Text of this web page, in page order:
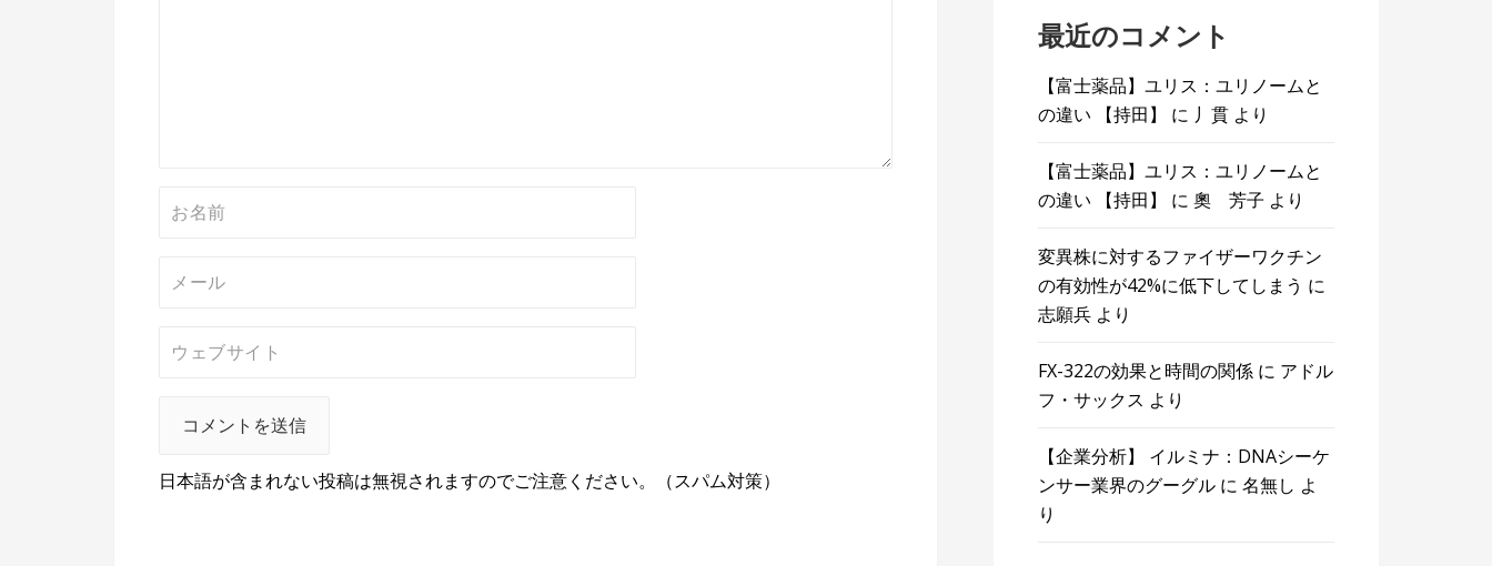
日本語が含まれない投稿は無視されますのでご注意ください。（スパム対策）
最近のコメント
【富士薬品】ユリス：ユリノームと
の違い 【持田】
に 丿貫 より
【富士薬品】ユリス：ユリノームと
の違い 【持田】
に奧 芳子 より
変異株に対するファイザーワクチン
の有効性が42%に低下してしまう に
志願兵 より
FX-322の効果と時間の関係 に アドル
フ・サックス より
【企業分析】 イルミナ：DNAシーケ
ンサー業界のグーグル に名無し よ
り